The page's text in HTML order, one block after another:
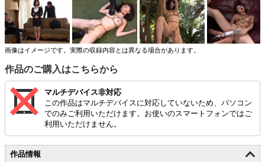
ィは息絶え、ドマゾな雌犬が生まれた。そして調○願望に取り憑かれたる
いは、緊○師の館を尋ねるのだった…。
画像はイメージです。実際の収録内容とは異なる場合があります。
作品のご購入はこちらから
マルチデバイス非対応
この作品はマルチデバイスに対応していないため、パソコン
でのみご利用いただけます。お使いのスマートフォンではご
利用いただけません。
作品情報